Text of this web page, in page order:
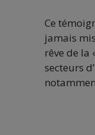
Ce
jamais
rêve de la
secteurs